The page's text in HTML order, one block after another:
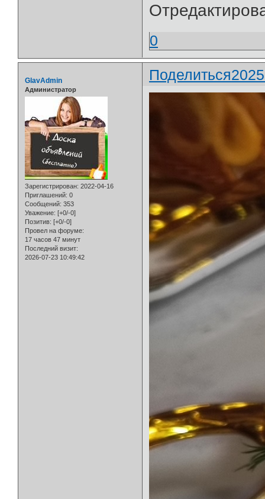
0
Поделиться
GlavAdmin
Администратор
Зарегистрирован: 2022-04-16
Приглашений: 0
Сообщений: 353
Уважение: [+0/-0]
Позитив: [+0/-0]
Провел на форуме:
17 часов 47 минут
Последний визит:
2026-07-23 10:49:42